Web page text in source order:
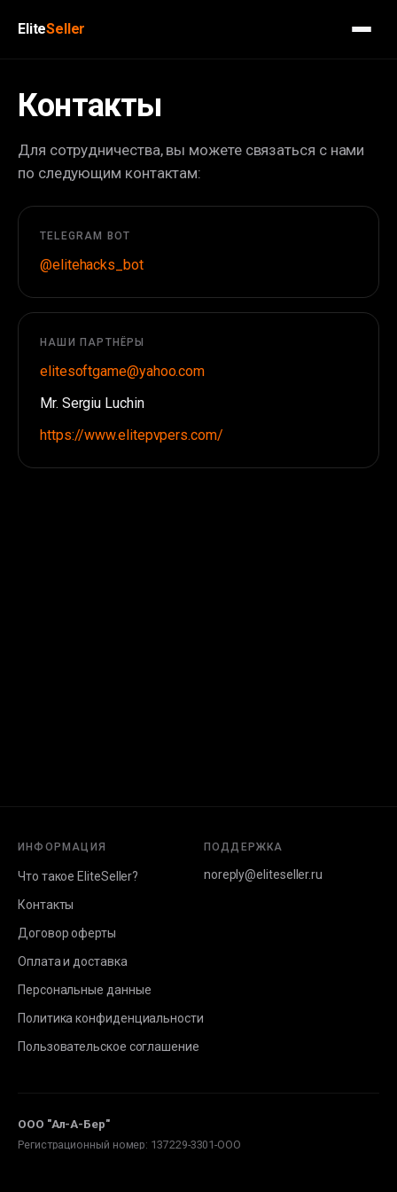
EliteSeller
Контакты
Для сотрудничества, вы можете связаться с нами
по следующим контактам:
TELEGRAM BOT
@elitehacks_bot
НАШИ ПАРТНЁРЫ
elitesoftgame@yahoo.com
Mr. Sergiu Luchin
https://www.elitepvpers.com/
ИНФОРМАЦИЯ
Что такое EliteSeller?
Контакты
Договор оферты
Оплата и доставка
Персональные данные
Политика конфиденциальности
Пользовательское соглашение
ПОДДЕРЖКА
noreply@eliteseller.ru
ООО "Ал-А-Бер"
Регистрационный номер: 137229-3301-ООО